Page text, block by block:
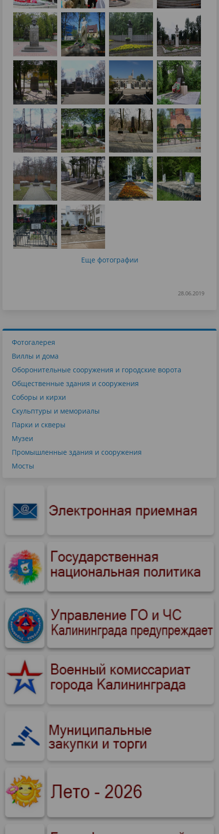
Еще фотографии
28.06.2019
Фотогалерея
Виллы и дома
Оборонительные сооружения и городские ворота
Общественные здания и сооружения
Соборы и кирхи
Скульптуры и мемориалы
Парки и скверы
Музеи
Промышленные здания и сооружения
Мосты